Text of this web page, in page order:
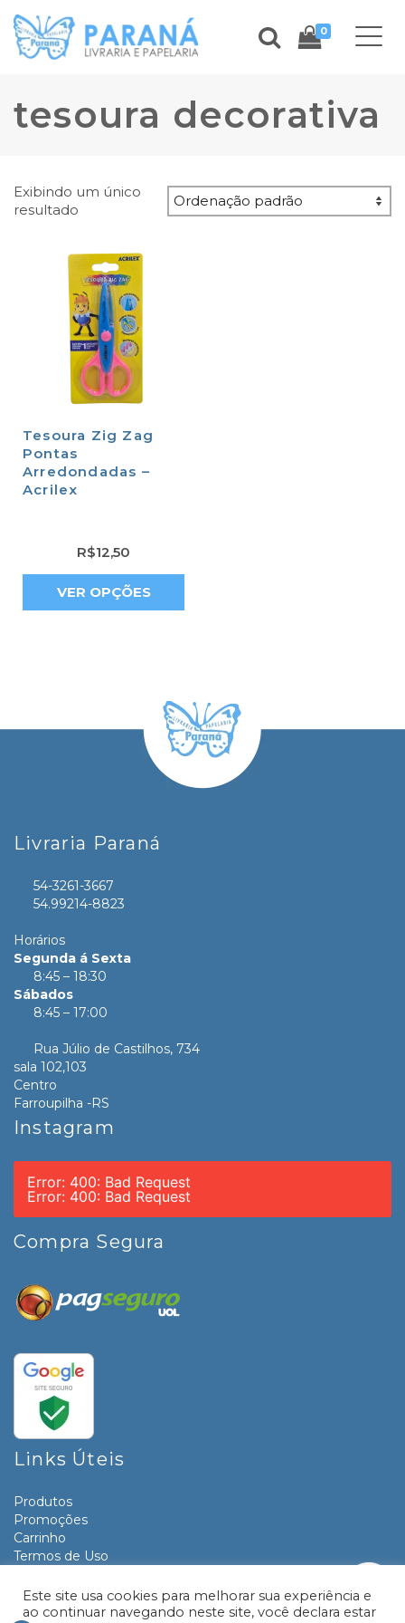
0
tesoura decorativa
Exibindo um único
resultado
Tesoura Zig Zag
Pontas
Arredondadas –
Acrilex
R$12,50
VER OPÇÕES
Livraria Paraná
54-3261-3667
54.99214-8823
Horários
Segunda á Sexta
8:45 – 18:30
Sábados
8:45 – 17:00
Rua Júlio de Castilhos, 734
sala 102,103
Centro
Farroupilha -RS
Instagram
Error: 400: Bad Request
Error: 400: Bad Request
Compra Segura
Links Úteis
Produtos
Promoções
Carrinho
Termos de Uso
Contato
Este site usa cookies para melhorar sua experiência e
ao continuar navegando neste site, você declara estar